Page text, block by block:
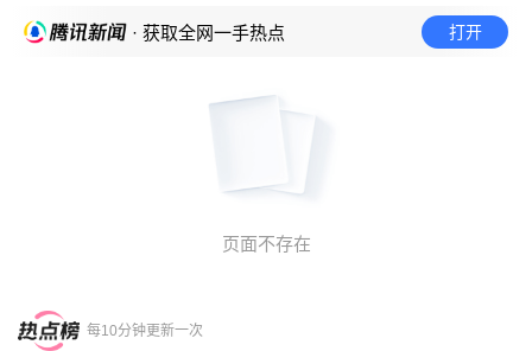
· 获取全网一手热点 打开
页面不存在
每10分钟更新一次